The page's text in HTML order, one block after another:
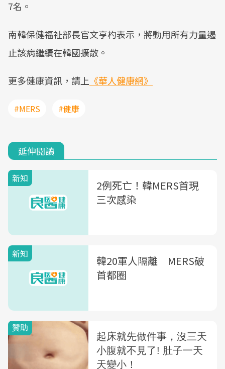
7名。
南韓保健福祉部長官文亨杓表示，將動用所有力量遏
止該病繼續在韓國擴散。
更多健康資訊，請上 《華人健康網》
#MERS #健康
延伸閱讀
新知
2例死亡！韓MERS首現
三次感染
新知
韓20軍人隔離 MERS破
首都圈